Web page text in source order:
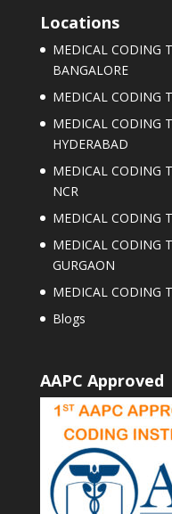
Locations
MEDICAL CODING
BANGALORE
MEDICAL CODING
MEDICAL CODING
HYDERABAD
MEDICAL CODING
NCR
MEDICAL CODING
MEDICAL CODING
GURGAON
MEDICAL CODING
Blogs
AAPC Approved